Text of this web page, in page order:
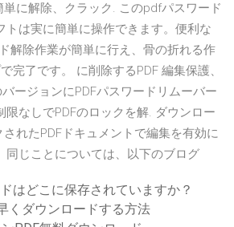
単に解除、クラック. このpdfパスワード
トは実に簡単に操作できます。便利な
解除作業が簡単に行え、骨の折れる作
完了です。 に削除するPDF 編集保護、
ージョンにPDFパスワードリムーバー
限なしでPDFのロックを解. ダウンロー
されたPDFドキュメントで編集を有効に
同じことについては、以下のブログ
はどこに保存されていますか？
くダウンロードする方法